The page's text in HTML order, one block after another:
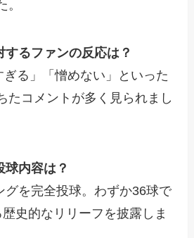
。
るファンの反応は？
る」「憎めない」といった
たコメントが多く見られまし
球内容は？
グを完全投球。わずか36球で
史的なリリーフを披露しま